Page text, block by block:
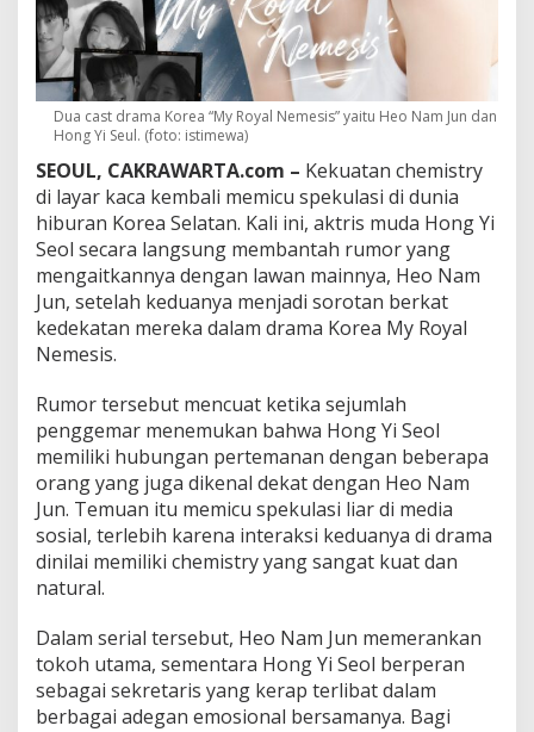
A
k
h
i
r
n
a
B
u
a
S
u
a
o
a
l
R
u
m
o
r
l
o
k
d
Dua cast drama Korea “My Royal Nemesis” yaitu Heo Nam Jun dan
Hong Yi Seul. (foto: istimewa)
SEOUL, CAKRAWARTA.com – Kekuatan chemistry
di layar kaca kembali memicu spekulasi di dunia
hiburan Korea Selatan. Kali ini, aktris muda Hong Yi
Seol secara langsung membantah rumor yang
mengaitkannya dengan lawan mainnya, Heo Nam
Jun, setelah keduanya menjadi sorotan berkat
kedekatan mereka dalam drama Korea My Royal
Nemesis.
Rumor tersebut mencuat ketika sejumlah
penggemar menemukan bahwa Hong Yi Seol
memiliki hubungan pertemanan dengan beberapa
orang yang juga dikenal dekat dengan Heo Nam
Jun. Temuan itu memicu spekulasi liar di media
sosial, terlebih karena interaksi keduanya di drama
dinilai memiliki chemistry yang sangat kuat dan
natural.
Dalam serial tersebut, Heo Nam Jun memerankan
tokoh utama, sementara Hong Yi Seol berperan
sebagai sekretaris yang kerap terlibat dalam
berbagai adegan emosional bersamanya. Bagi